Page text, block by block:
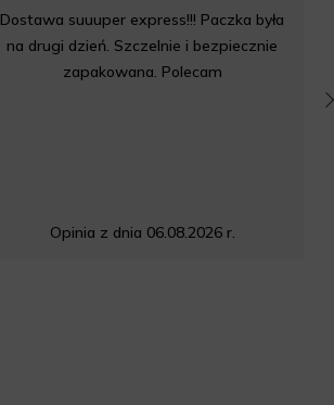
Dostawa suuuper express!!! Paczka była
na drugi dzień. Szczelnie i bezpiecznie
zapakowana. Polecam
Opinia z dnia 06.08.2026 r.